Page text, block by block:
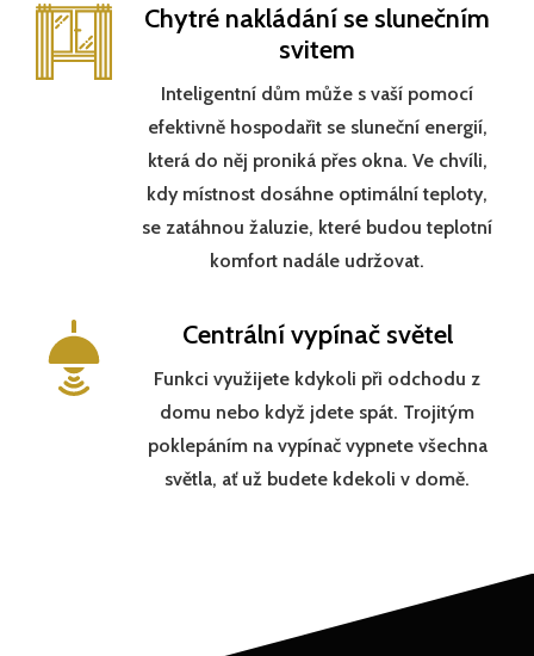
Chytré nakládání se slunečním
svitem
Inteligentní dům může s vaší pomocí
efektivně hospodařit se sluneční energií,
která do něj proniká přes okna. Ve chvíli,
kdy místnost dosáhne optimální teploty,
se zatáhnou žaluzie, které budou teplotní
komfort nadále udržovat.
Centrální vypínač světel
Funkci využijete kdykoli při odchodu z
domu nebo když jdete spát. Trojitým
poklepáním na vypínač vypnete všechna
světla, ať už budete kdekoli v domě.